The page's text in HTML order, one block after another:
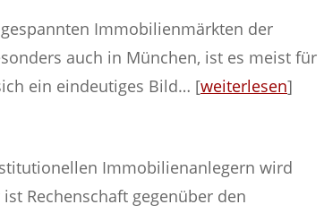
Immobilienmärkten der
auch in München, ist es meist für
ein eindeutiges Bild… [weiterlesen]
Immobilienanlegern wird
Rechenschaft gegenüber den